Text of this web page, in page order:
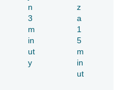
n
3
m
in
ut
y
z
a
1
5
m
in
ut